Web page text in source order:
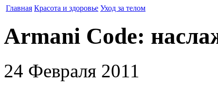
Главная Красота и здоровье Уход за телом
Armani Code:
24 Февраля 2011